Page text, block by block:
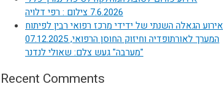
7.6.2026 צילום : רפי דלויה
אירוע הגאלה השנתי של ידידי מרכז רפואי רבין לפיתוח
המערך לאורתופדיה וחיזוק החוסן הרפואי, 07.12.2025
"מערבה" געש צלם: שאולי לנדנר
Recent Comments